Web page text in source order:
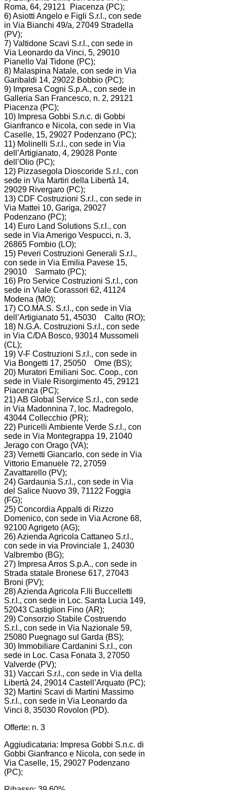
Roma, 64, 29121 Piacenza (PC);
6) Asiotti Angelo e Figli S.r.l., con sede
in Via Bianchi 49/a, 27049 Stradella
(PV);
7) Valtidone Scavi S.r.l., con sede in
Via Leonardo da Vinci, 5, 29010
Pianello Val Tidone (PC);
8) Malaspina Natale, con sede in Via
Garibaldi 14, 29022 Bobbio (PC);
9) Impresa Cogni S.p.A., con sede in
Galleria San Francesco, n. 2, 29121
Piacenza (PC);
10) Impresa Gobbi S.n.c. di Gobbi
Gianfranco e Nicola, con sede in Via
Caselle, 15, 29027 Podenzano (PC);
11) Molinelli S.r.l., con sede in Via
dell’Artigianato, 4, 29028 Ponte
dell’Olio (PC);
12) Pizzasegola Dioscoride S.r.l., con
sede in Via Martiri della Libertà 14,
29029 Rivergaro (PC);
13) CDF Costruzioni S.r.l., con sede in
Via Mattei 10, Gariga, 29027
Podenzano (PC);
14) Euro Land Solutions S.r.l., con
sede in Via Amerigo Vespucci, n. 3,
26865 Fombio (LO);
15) Peveri Costruzioni Generali S.r.l.,
con sede in Via Emilia Pavese 15,
29010 Sarmato (PC);
16) Pro Service Costruzioni S.r.l., con
sede in Viale Corassori 62, 41124
Modena (MO);
17) CO.MA.S. S.r.l., con sede in Via
dell’Artigianato 51, 45030 Calto (RO);
18) N.G.A. Costruzioni S.r.l., con sede
in Via C/DA Bosco, 93014 Mussomeli
(CL);
19) V-F Costruzioni S.r.l., con sede in
Via Bongetti 17, 25050 Ome (BS);
20) Muratori Emiliani Soc. Coop., con
sede in Viale Risorgimento 45, 29121
Piacenza (PC);
21) AB Global Service S.r.l., con sede
in Via Madonnina 7, loc. Madregolo,
43044 Collecchio (PR);
22) Puricelli Ambiente Verde S.r.l., con
sede in Via Montegrappa 19, 21040
Jerago con Orago (VA);
23) Vernetti Giancarlo, con sede in Via
Vittorio Emanuele 72, 27059
Zavattarello (PV);
24) Gardaunia S.r.l., con sede in Via
del Salice Nuovo 39, 71122 Foggia
(FG);
25) Concordia Appalti di Rizzo
Domenico, con sede in Via Acrone 68,
92100 Agrigeto (AG);
26) Azienda Agricola Cattaneo S.r.l.,
con sede in via Provinciale 1, 24030
Valbrembo (BG);
27) Impresa Arros S.p.A., con sede in
Strada statale Bronese 617, 27043
Broni (PV);
28) Azienda Agricola F.lli Buccelletti
S.r.l., con sede in Loc. Santa Lucia 149,
52043 Castiglion Fino (AR);
29) Consorzio Stabile Costruendo
S.r.l., con sede in Via Nazionale 59,
25080 Puegnago sul Garda (BS);
30) Immobiliare Cardanini S.r.l., con
sede in Loc. Casa Fonata 3, 27050
Valverde (PV);
31) Vaccari S.r.l., con sede in Via della
Libertà 24, 29014 Castell’Arquato (PC);
32) Martini Scavi di Martini Massimo
S.r.l., con sede in Via Leonardo da
Vinci 8, 35030 Rovolon (PD).
Offerte: n. 3
Aggiudicataria: Impresa Gobbi S.n.c. di
Gobbi Gianfranco e Nicola, con sede in
Via Caselle, 15, 29027 Podenzano
(PC);